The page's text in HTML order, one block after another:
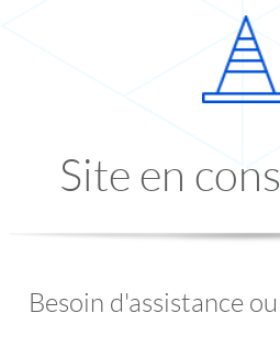
Site en
Besoin d'assistance